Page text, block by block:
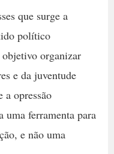
que surge a
político
organizar
e da juventude
a opressão
uma ferramenta para
e não uma